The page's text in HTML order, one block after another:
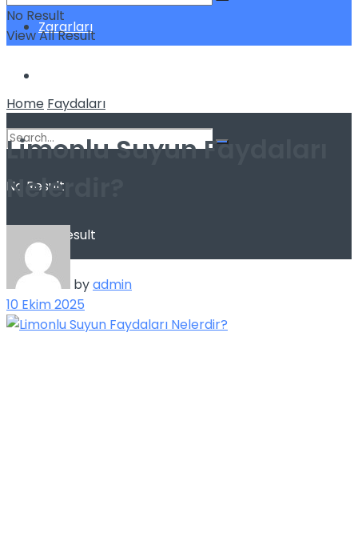
Zararları
No Result
View All Result
No Result
View All Result
Home Faydaları
Limonlu Suyun Faydaları
Nelerdir?
byadmin
10 Ekim 2025